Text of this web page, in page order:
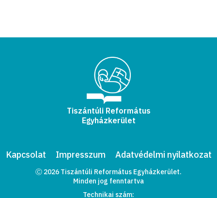
Tiszántúli Református
Egyházkerület
Kapcsolat Impresszum Adatvédelmi nyilatkozat
Ⓒ 2026 Tiszántúli Református Egyházkerület.
Minden jog fenntartva
Technikai szám: